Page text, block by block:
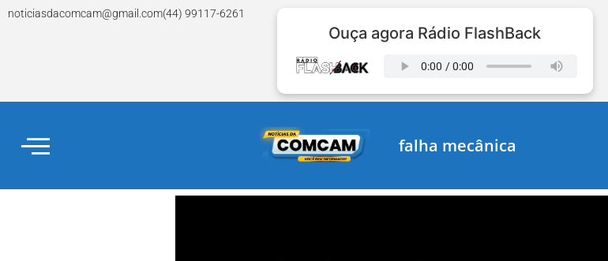
noticiasdacomcam@gmail.com(44) 99117-6261
Ouça agora Rádio FlashBack
falha mecânica